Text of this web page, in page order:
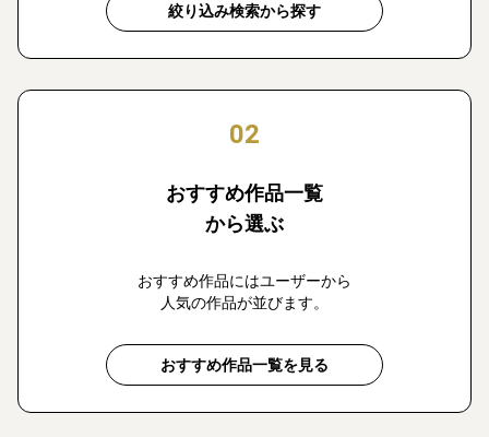
絞り込み検索から探す
02
おすすめ作品一覧
から選ぶ
おすすめ作品にはユーザーから
人気の作品が並びます。
おすすめ作品一覧を見る